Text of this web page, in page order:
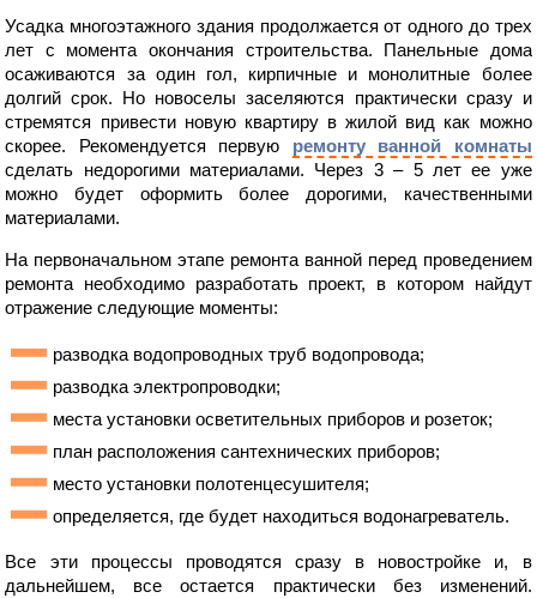
Усадка многоэтажного здания продолжается от одного до трех
лет с момента окончания строительства. Панельные дома
осаживаются за один гол, кирпичные и монолитные более
долгий срок. Но новоселы заселяются практически сразу и
стремятся привести новую квартиру в жилой вид как можно
скорее. Рекомендуется первую ремонту ванной комнаты
сделать недорогими материалами. Через 3 – 5 лет ее уже
можно будет оформить более дорогими, качественными
материалами.
На первоначальном этапе ремонта ванной перед проведением
ремонта необходимо разработать проект, в котором найдут
отражение следующие моменты:
разводка водопроводных труб водопровода;
разводка электропроводки;
места установки осветительных приборов и розеток;
план расположения сантехнических приборов;
место установки полотенцесушителя;
определяется, где будет находиться водонагреватель.
Все эти процессы проводятся сразу в новостройке и, в
дальнейшем, все остается практически без изменений.